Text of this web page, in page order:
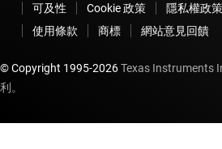
可及性 Cookie 政策 隱私權政策
使用條款
商標 網站意見回饋
© Copyright 1995-2026Texas Instruments
利。